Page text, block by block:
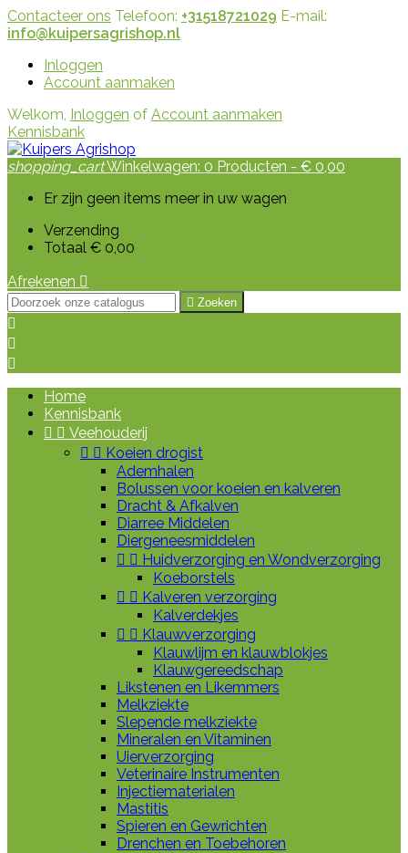
Contacteer ons Telefoon: +31518721029 E-mail:
info@kuipersagrishop.nl
Inloggen
Account aanmaken
Welkom, Inloggen of Account aanmaken
Kennisbank
shopping_cartWinkelwagen: 0 Producten - € 0,00
Er zijn geen items meer in uw wagen
Verzending
Totaal € 0,00
Afrekenen 
 Zoeken



Home
Kennisbank
  Veehouderij
  Koeien drogist
Ademhalen
Bolussen voor koeien en kalveren
Dracht & Afkalven
Diarree Middelen
Diergeneesmiddelen
  Huidverzorging en Wondverzorging
Koeborstels
  Kalveren verzorging
Kalverdekjes
  Klauwverzorging
Klauwlijm en klauwblokjes
Klauwgereedschap
Likstenen en Likemmers
Melkziekte
Slepende melkziekte
Mineralen en Vitaminen
Uierverzorging
Veterinaire Instrumenten
Injectiematerialen
Mastitis
Spieren en Gewrichten
Drenchen en Toebehoren